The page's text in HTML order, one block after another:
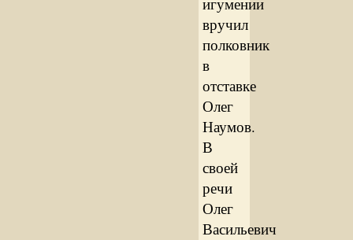
вручил
полковник
в
отставке
Олег
Наумов.
В
своей
речи
Олег
Васильевич